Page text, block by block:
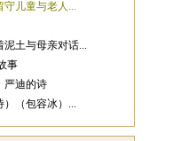
守儿童与老人...
泥土与母亲对话...
事
严迪的诗
）（包容冰）...